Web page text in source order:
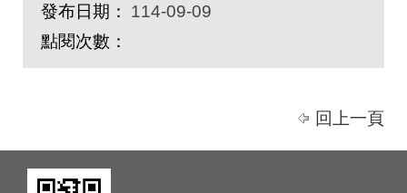
發布日期：
114-09-09
點閱次數：
回上一頁